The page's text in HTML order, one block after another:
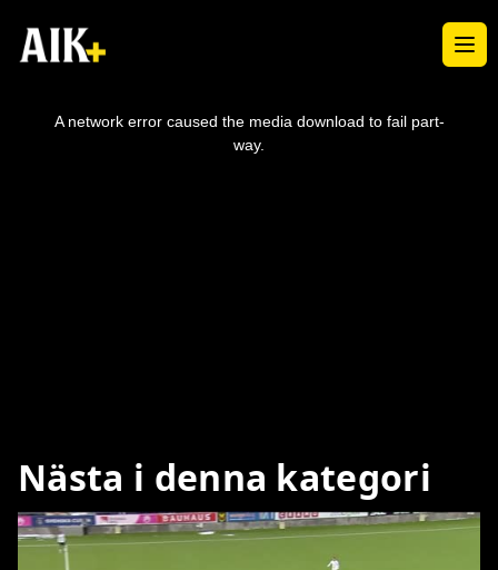
A network error caused the media download to fail part-
way.
Nästa i denna kategori